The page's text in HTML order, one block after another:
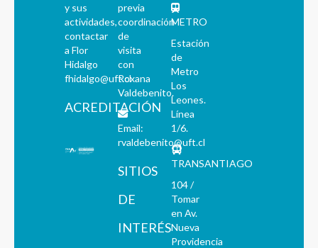
y sus
actividades,
contactar
a Flor
Hidalgo
fhidalgo@uft.cl
ACREDITACIÓN
previa
coordinación
de
visita
con
Roxana
Valdebenito.
Email:
rvaldebenito@uft.cl
SITIOS
DE
INTERÉS
METRO
Estación
de
Metro
Los
Leones.
Línea
1/6.
TRANSANTIAGO
104 /
Tomar
en Av.
Nueva
Providencia